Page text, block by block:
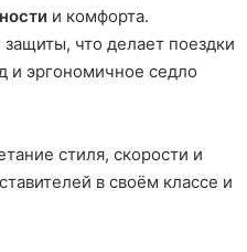
и комфорта.
что делает поездки
и эргономичное седло
стиля, скорости и
в своём классе и